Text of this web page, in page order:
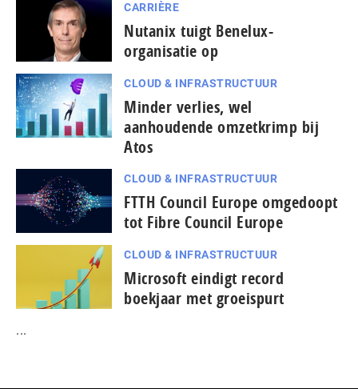
CARRIÈRE
Nutanix tuigt Benelux-
organisatie op
CLOUD & INFRASTRUCTUUR
Minder verlies, wel
aanhoudende omzetkrimp bij
Atos
CLOUD & INFRASTRUCTUUR
FTTH Council Europe omgedoopt
tot Fibre Council Europe
CLOUD & INFRASTRUCTUUR
Microsoft eindigt record
boekjaar met groeispurt
...